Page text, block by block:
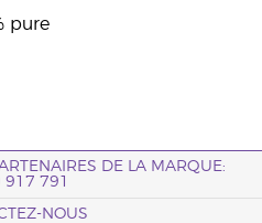
pure
DE LA MARQUE:
791
NOUS